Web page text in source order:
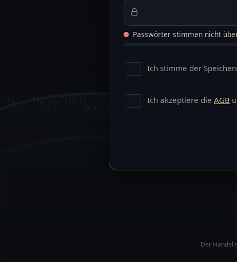
Passwörter stimmen nicht
Ich stimme der
Ich akzeptiere die AGB
Der Handel